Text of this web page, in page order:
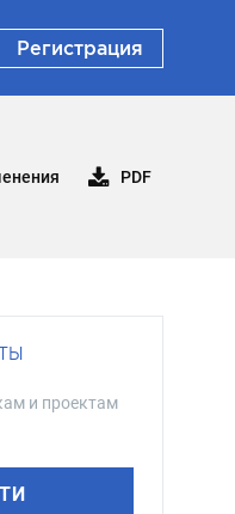
Регистрация
PDF
и проектам